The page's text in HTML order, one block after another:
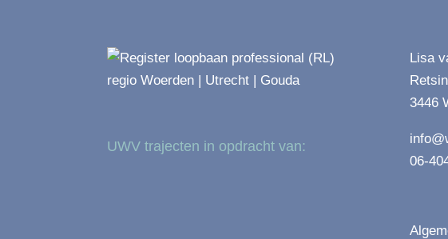
UWV trajecten in opdracht van:
Lisa
3446
06-